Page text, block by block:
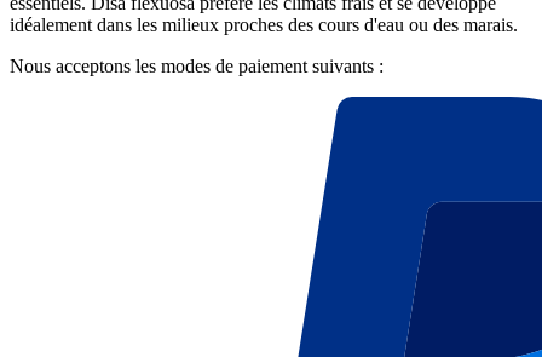
idéalement dans les milieux proches des cours d'eau ou des marais.
Nous acceptons les modes de paiement suivants :